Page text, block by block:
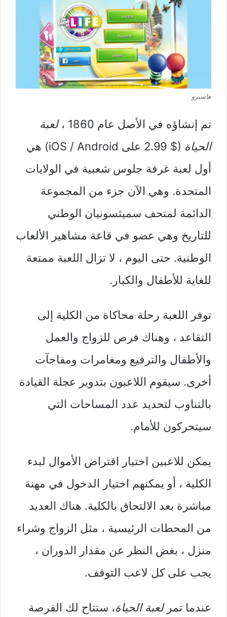
هاسبرو
تم إنشاؤه في الأصل عام 1860 ،
لعبة
الحياة
($ 2.99 على iOS / Android) هي
أول لعبة غرفة جلوس شعبية في الولايات
المتحدة. وهي الآن جزء من المجموعة
الدائمة لمتحف سميثسونيان الوطني
للتاريخ وهي عضو في قاعة مشاهير الألعاب
الوطنية. حتى اليوم ، لا تزال اللعبة ممتعة
للغاية للأطفال والكبار.
توفر اللعبة رحلة محاكاة من الكلية إلى
التقاعد ، وهناك فرص للزواج والعمل
والأطفال والترفيع ومغامرات ومفاجآت
أخرى. سيقوم اللاعبون بتدوير عجلة القيادة
بالتناوب لتحديد عدد المساحات التي
سيتحركون للأمام.
يمكن للاعبين اختيار اقتراض الأموال لبدء
الكلية ، أو يمكنهم اختيار الدخول في مهنة
مباشرة بعد الالتحاق بالكلية. هناك العديد
من المحطات الرئيسية ، مثل الزواج وشراء
منزل ، بغض النظر عن مقدار الدوران ،
يجب على كل لاعب التوقف.
عندما تمرلعبة الحياة، ستتاح لك الفرصة